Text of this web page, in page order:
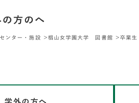
方のへ
ンター・施設 椙山女学園大学 図書館 卒業生